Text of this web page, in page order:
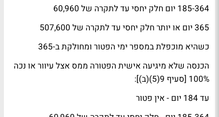
185-364 יום חלק יחסי עד לתקרה של 60,960
365 יום או יותר חלק יחסי עד לתקרה של 507,600
כשהיא מוכפלת במספר ימי הפטור ומחולקת ב-365
הכנסה שלא מיגיעה אישית הפטורה ממס אצל עיוור או נכה
100% [סעיף 9(5)(ב)]:
עד 184 יום - אין פטור